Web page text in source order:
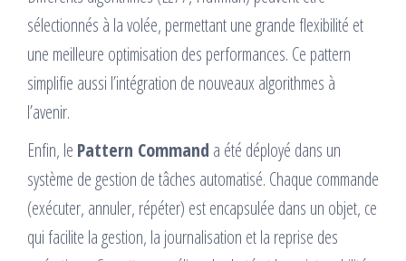
sélectionnés à la volée, permettant une grande flexibilité et
une meilleure optimisation des performances. Ce pattern
simplifie aussi l’intégration de nouveaux algorithmes à
l’avenir.
Enfin, le Pattern Command a été déployé dans un
système de gestion de tâches automatisé. Chaque commande
(exécuter, annuler, répéter) est encapsulée dans un objet, ce
qui facilite la gestion, la journalisation et la reprise des